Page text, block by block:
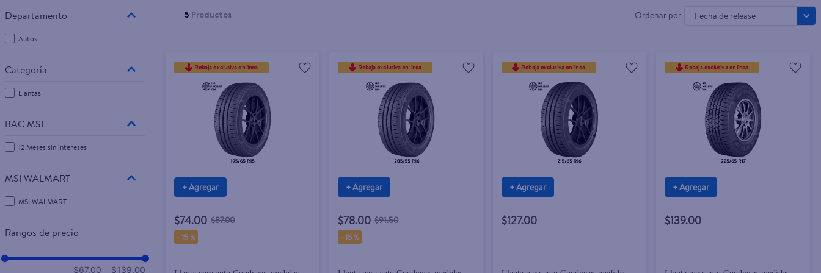
Autos
Llantas
BAC MSI
12 Meses sin intereses
MSI WALMART
MSI WALMART
Rangos de precio
$67.00 – $139.00
5 Productos Fecha de release
Rebaja exclusiva en línea
+ Agregar
$74.00 $87.00
-15 %
Rebaja exclusiva en línea
+ Agregar
$78.00 $91.50
-15 %
Rebaja exclusiva en línea
+ Agregar
$127.00
Rebaja exclusiva en línea
+ Agregar
$139.00